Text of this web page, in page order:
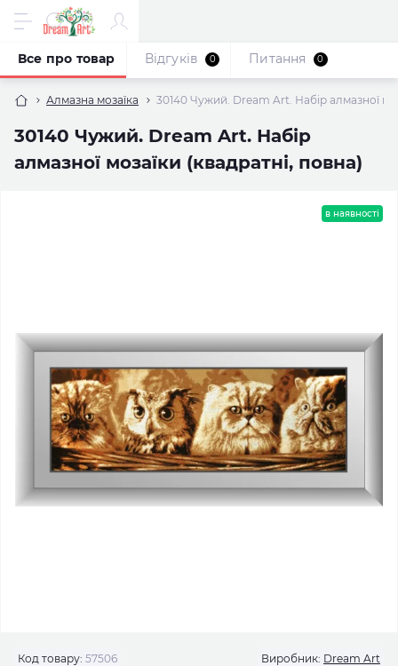
Алмазна мозаїка 30140 Чужий. Dream Art. Набір алмазної
30140 Чужий. Dream Art. Набір
алмазної мозаїки (квадратні, повна)
Все про товар Відгуків 0 Питання 0
в наявності
Код товару: 57506 Виробник: Dream Art